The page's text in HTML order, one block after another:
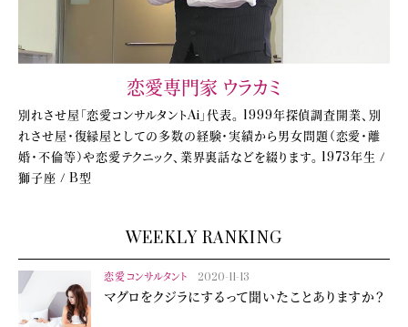
恋愛専門家 ウラカミ
別れさせ屋「恋愛コンサルタントAi」代表。 1999年探偵調査開業、別
れさせ屋・復縁屋としての多数の経験・実績から男女問題（恋愛・離
婚・不倫等）や恋愛テクニック、業界裏話などを綴ります。 1973年生 /
獅子座 / B型
WEEKLY RANKING
恋愛コンサルタント 2020-11-13
マグロをクジラにするって聞いたことありますか？